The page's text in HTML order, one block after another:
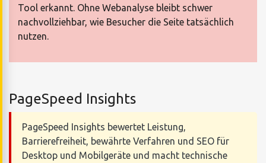
Tool erkannt. Ohne Webanalyse bleibt schwer
nachvollziehbar, wie Besucher die Seite tatsächlich
nutzen.
PageSpeed Insights
PageSpeed Insights bewertet Leistung,
Barrierefreiheit, bewährte Verfahren und SEO für
Desktop und Mobilgeräte und macht technische